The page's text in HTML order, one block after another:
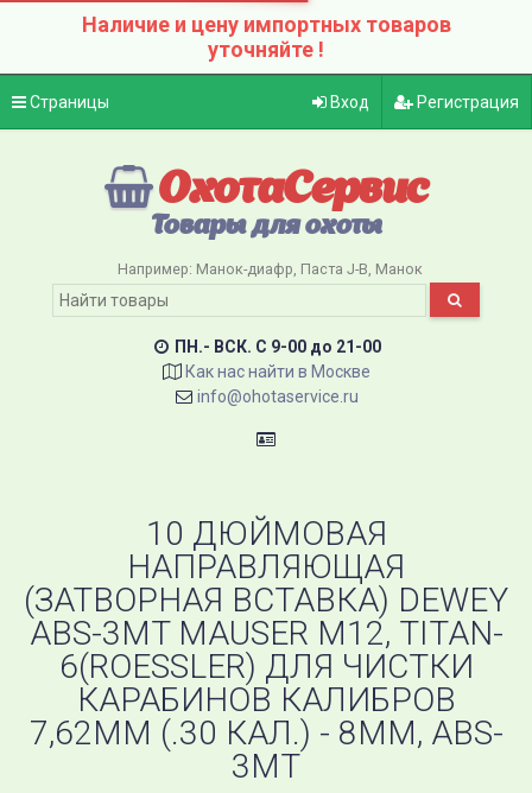
Наличие и цену импортных товаров
уточняйте !
Страницы Вход Регистрация
ОхотаСервис
Товары для охоты
Например: Манок-диафр Паста J-B Манок
ПН.- ВСК. C 9-00 до 21-00
Как нас найти в Москве
info@ohotaservice.ru
10 ДЮЙМОВАЯ
НАПРАВЛЯЮЩАЯ
(ЗАТВОРНАЯ ВСТАВКА) DEWEY
ABS-3MT MAUSER М12, TITAN-
6(ROESSLER) ДЛЯ ЧИСТКИ
КАРАБИНОВ КАЛИБРОВ
7,62ММ (.30 КАЛ.) - 8MM, ABS-
3MT